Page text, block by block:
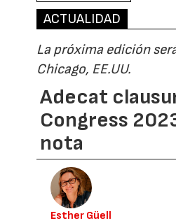
ACTUALIDAD
La próxima edición
Chicago, EE.UU.
Adecat
Congress
nota
Esther Güell